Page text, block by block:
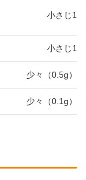
小さじ1
小さじ1
少々（0.5g）
少々（0.1g）